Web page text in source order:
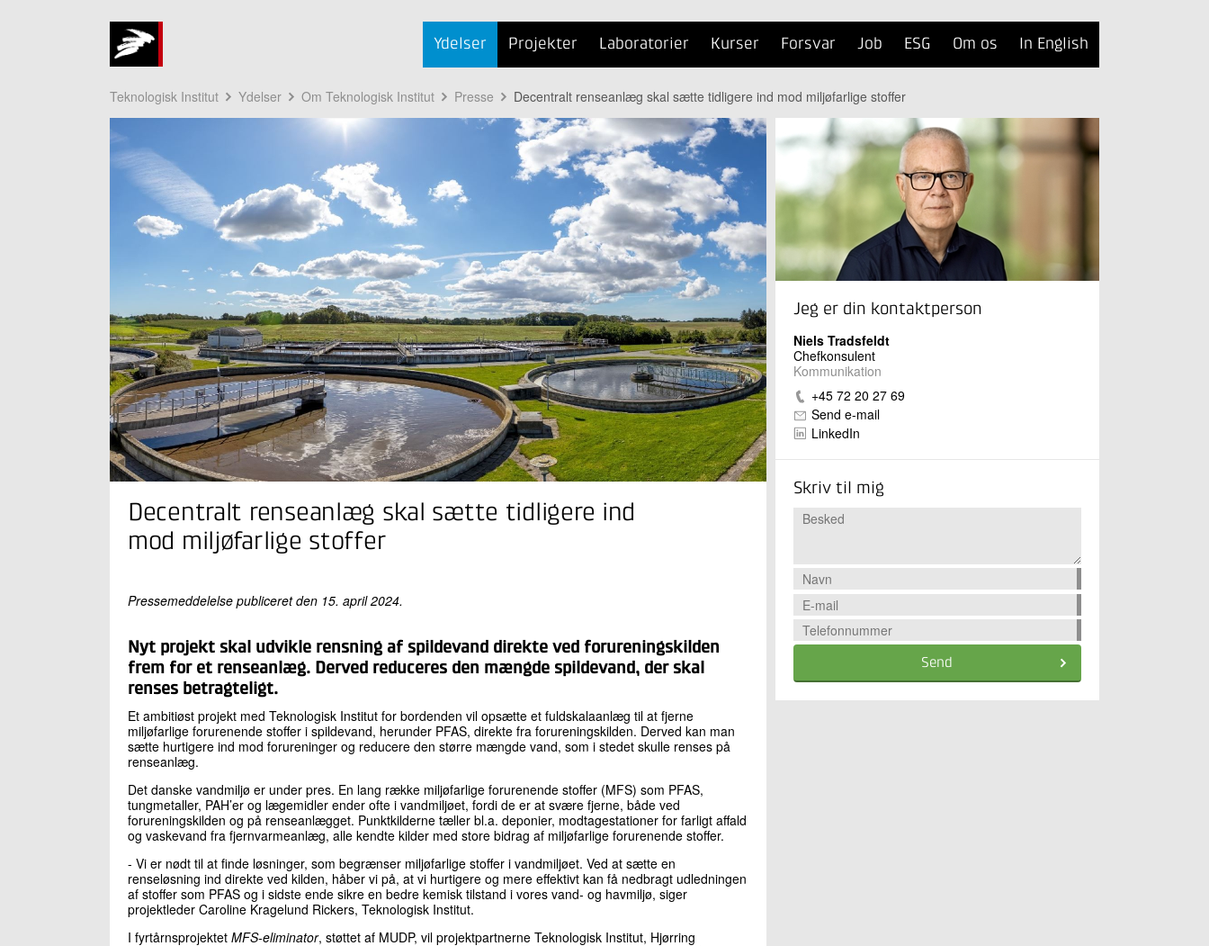
Ydelser Projekter Laboratorier Kurser Forsvar Job ESG Om os In English
Teknologisk Institut Ydelser Om Teknologisk Institut Presse Decentralt renseanlæg skal sætte tidligere ind mod miljøfarlige stoffer
Decentralt renseanlæg skal sætte tidligere ind
mod miljøfarlige stoffer
Pressemeddelelse publiceret den 15. april 2024.
Nyt projekt skal udvikle rensning af spildevand direkte ved forureningskilden
frem for et renseanlæg. Derved reduceres den mængde spildevand, der skal
renses betragteligt.
Et ambitiøst projekt med Teknologisk Institut for bordenden vil opsætte et fuldskalaanlæg til at fjerne
miljøfarlige forurenende stoffer i spildevand, herunder PFAS, direkte fra forureningskilden. Derved kan man
sætte hurtigere ind mod forureninger og reducere den større mængde vand, som i stedet skulle renses på
renseanlæg.
Det danske vandmiljø er under pres. En lang række miljøfarlige forurenende stoffer (MFS) som PFAS,
tungmetaller, PAH’er og lægemidler ender ofte i vandmiljøet, fordi de er at svære fjerne, både ved
forureningskilden og på renseanlægget. Punktkilderne tæller bl.a. deponier, modtagestationer for farligt affald
og vaskevand fra fjernvarmeanlæg, alle kendte kilder med store bidrag af miljøfarlige forurenende stoffer.
- Vi er nødt til at finde løsninger, som begrænser miljøfarlige stoffer i vandmiljøet. Ved at sætte en
renseløsning ind direkte ved kilden, håber vi på, at vi hurtigere og mere effektivt kan få nedbragt udledningen
af stoffer som PFAS og i sidste ende sikre en bedre kemisk tilstand i vores vand- og havmiljø, siger
projektleder Caroline Kragelund Rickers, Teknologisk Institut.
I fyrtårnsprojektet MFS-eliminator, støttet af MUDP, vil projektpartnerne Teknologisk Institut, Hjørring
Jeg er din kontaktperson
Niels Tradsfeldt
Chefkonsulent
Kommunikation
+45 72 20 27 69
Send e-mail
LinkedIn
Skriv til mig
Send